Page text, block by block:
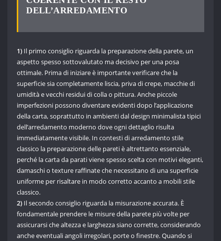
DELL’ARREDAMENTO
1)Il primo consiglio riguarda la preparazione della parete, un
aspetto spesso sottovalutato ma decisivo per una posa
ottimale. Prima di iniziare è importante verificare che la
superficie sia completamente liscia, priva di crepe, macchie di
umidità e vecchi residui di colla o pittura. Anche piccole
imperfezioni possono diventare evidenti dopo l’applicazione
della carta, soprattutto in ambienti dal design minimalista tipici
dell’arredamento moderno dove ogni dettaglio risulta
immediatamente visibile. In contesti di arredamento stile
classico la preparazione delle pareti è altrettanto essenziale,
perché la carta da parati viene spesso scelta con motivi eleganti,
damaschi o texture raffinate che necessitano di una superficie
uniforme per risaltare in modo corretto accanto a mobili stile
classico.
2)Il secondo consiglio riguarda la misurazione accurata. È
fondamentale prendere le misure della parete più volte per
assicurarsi che altezza e larghezza siano corrette, considerando
anche eventuali angoli irregolari, porte o finestre. Quando si